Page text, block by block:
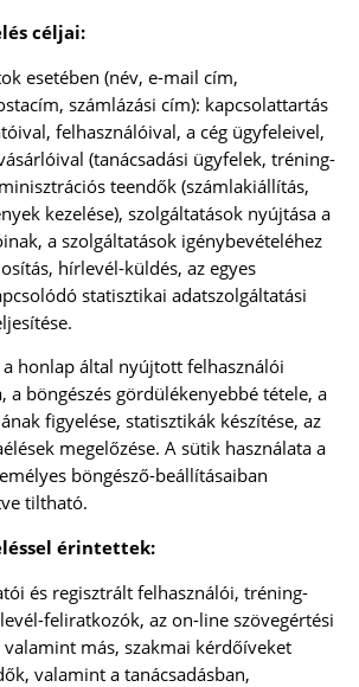
céljai:
esetében (név, e-mail cím,
számlázási cím): kapcsolattartás
felhasználóival, a cég ügyfeleivel,
(tanácsadási ügyfelek, tréning-
teendők (számlakiállítás,
kezelése), szolgáltatások nyújtása a
a szolgáltatások igénybevételéhez
hírlevél-küldés, az egyes
statisztikai adatszolgáltatási
a honlap által nyújtott felhasználói
a böngészés gördülékenyebbé tétele, a
figyelése, statisztikák készítése, az
megelőzése. A sütik használata a
böngésző-beállításaiban
tiltható.
érintettek:
és regisztrált felhasználói, tréning-
feliratkozók, az on-line szövegértési
valamint más, szakmai kérdőíveket
valamint a tanácsadásban,